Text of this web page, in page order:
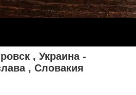
, Украина -
, Словакия